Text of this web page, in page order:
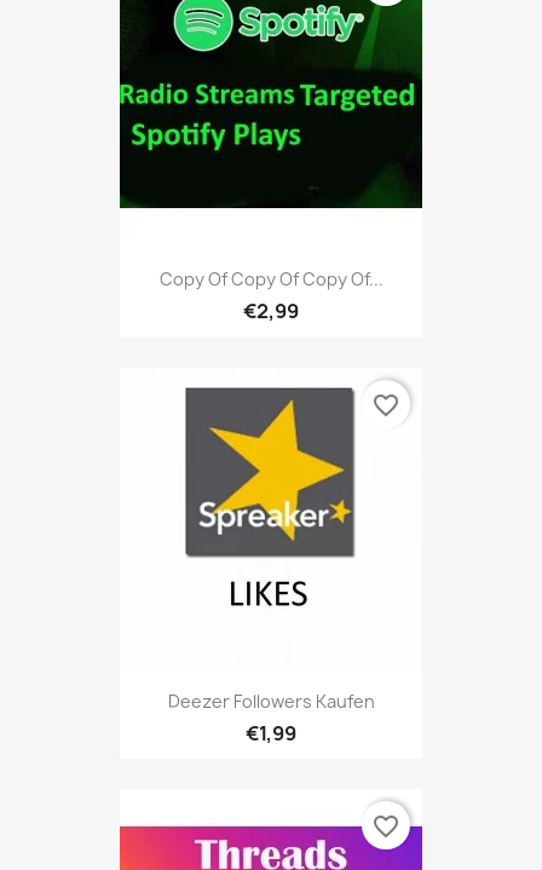
Copy Of Copy Of Copy Of...
€2,99
Deezer Followers Kaufen
€1,99
favorite_border
favorite_border